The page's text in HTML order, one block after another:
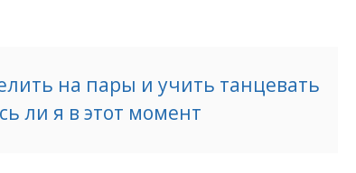
на пары и учить танцевать
ли я в этот момент